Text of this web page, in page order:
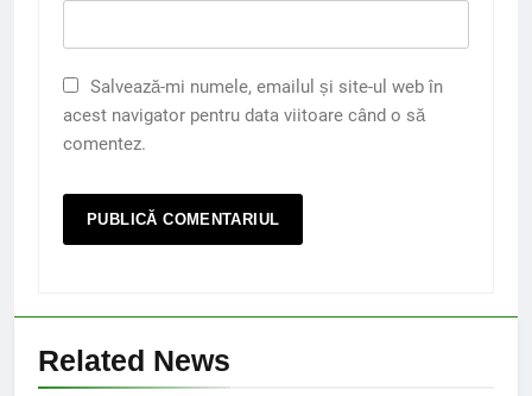
Salvează-mi numele, emailul și site-ul web în
acest navigator pentru data viitoare când o să
comentez.
Related News